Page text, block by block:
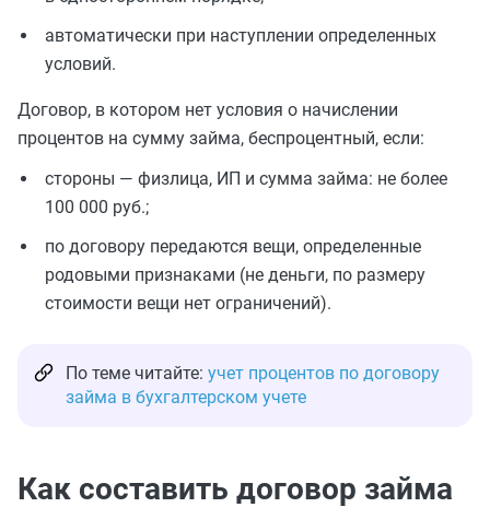
автоматически при наступлении определенных
условий.
Договор, в котором нет условия о начислении
процентов на сумму займа, беспроцентный, если:
стороны — физлица, ИП и сумма займа: не более
100 000 руб.;
по договору передаются вещи, определенные
родовыми признаками (не деньги, по размеру
стоимости вещи нет ограничений).
По теме читайте: учет процентов по договору
займа в бухгалтерском учете
Как составить договор займа